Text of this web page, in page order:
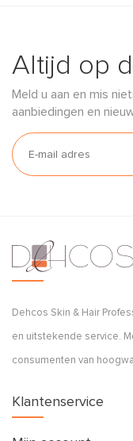
Altijd op
Meld u aan en mis
aanbiedingen en
Dehcos Skin & Hair
en uitstekende service.
consumenten van
Klantenservice